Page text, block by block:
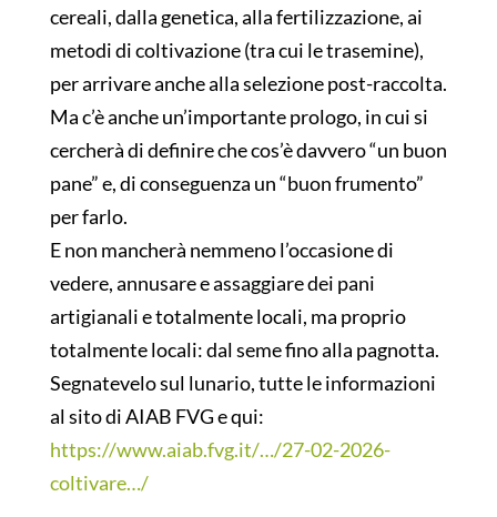
cereali, dalla genetica, alla fertilizzazione, ai
metodi di coltivazione (tra cui le trasemine),
per arrivare anche alla selezione post-raccolta.
Ma c’è anche un’importante prologo, in cui si
cercherà di definire che cos’è davvero “un buon
pane” e, di conseguenza un “buon frumento”
per farlo.
E non mancherà nemmeno l’occasione di
vedere, annusare e assaggiare dei pani
artigianali e totalmente locali, ma proprio
totalmente locali: dal seme fino alla pagnotta.
Segnatevelo sul lunario, tutte le informazioni
al sito di AIAB FVG e qui:
https://www.aiab.fvg.it/…/27-02-2026-
coltivare…/